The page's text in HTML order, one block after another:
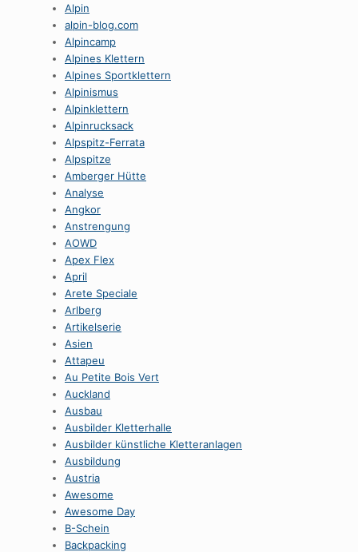
Alpin
alpin-blog.com
Alpincamp
Alpines Klettern
Alpines Sportklettern
Alpinismus
Alpinklettern
Alpinrucksack
Alpspitz-Ferrata
Alpspitze
Amberger Hütte
Analyse
Angkor
Anstrengung
AOWD
Apex Flex
April
Arete Speciale
Arlberg
Artikelserie
Asien
Attapeu
Au Petite Bois Vert
Auckland
Ausbau
Ausbilder Kletterhalle
Ausbilder künstliche Kletteranlagen
Ausbildung
Austria
Awesome
Awesome Day
B-Schein
Backpacking